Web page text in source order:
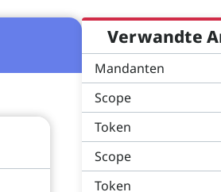
Verwandte
Mandanten
Scope
Token
Scope
Token